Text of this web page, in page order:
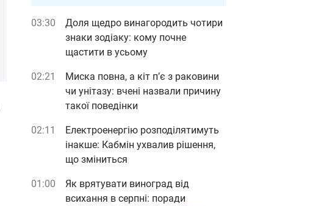
03:30
Доля щедро винагородить чотири
знаки зодіаку: кому почне
щастити в усьому
02:21
Миска повна, а кіт п’є з раковини
чи унітазу: вчені назвали причину
такої поведінки
02:11
Електроенергію розподілятимуть
інакше: Кабмін ухвалив рішення,
що зміниться
01:00
Як врятувати виноград від
всихання в серпні: поради